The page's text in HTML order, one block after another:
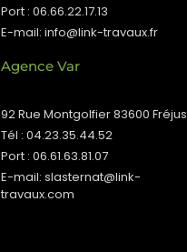
Port : 06.66.22.17.13
E-mail: info@link-travaux.fr
Agence Var
92 Rue Montgolfier 83600 Fréjus
Tél : 04.23.35.44.52
Port : 06.61.63.81.07
E-mail: slasternat@link-
travaux.com